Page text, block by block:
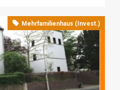
Mehrfamilienhaus (Invest.)